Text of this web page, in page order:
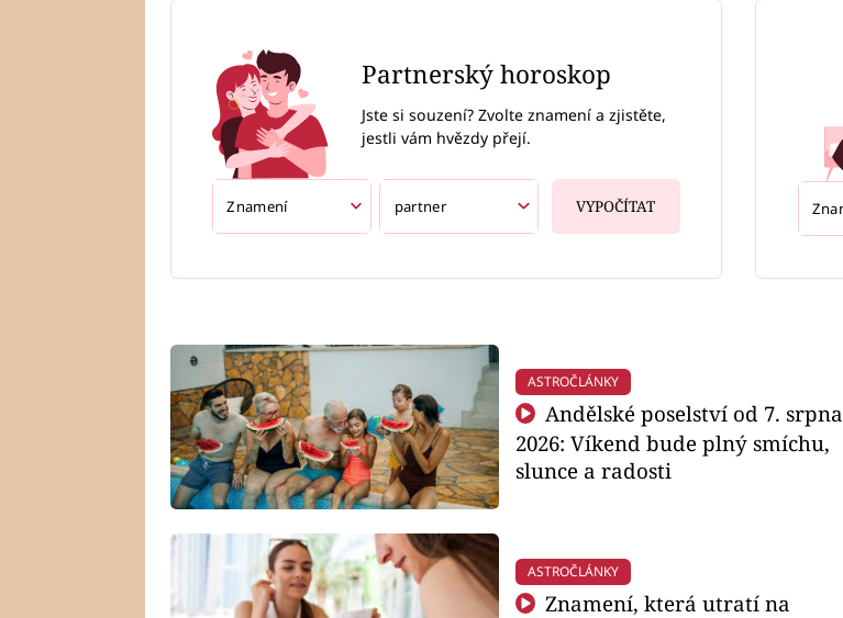
Partnerský horoskop
Jste si souzení? Zvolte znamení a zjistěte,
jestli vám hvězdy přejí.
VYPOČÍTAT
ASTROČLÁNKY
Andělské poselství od 7. srpna
2026: Víkend bude plný smíchu,
slunce a radosti
ASTROČLÁNKY
Znamení, která utratí na